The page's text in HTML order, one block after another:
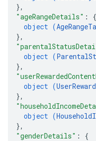
},
"ageRangeDetails" : {
object (
},
object (
},
object (
},
object (
},
"genderDetails" : {